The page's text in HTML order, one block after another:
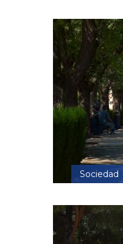
Sociedad